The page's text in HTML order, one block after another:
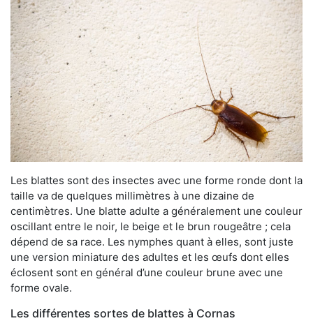
Les blattes sont des insectes avec une forme ronde dont la
taille va de quelques millimètres à une dizaine de
centimètres. Une blatte adulte a généralement une couleur
oscillant entre le noir, le beige et le brun rougeâtre ; cela
dépend de sa race. Les nymphes quant à elles, sont juste
une version miniature des adultes et les œufs dont elles
éclosent sont en général d’une couleur brune avec une
forme ovale.
Les différentes sortes de blattes à Cornas